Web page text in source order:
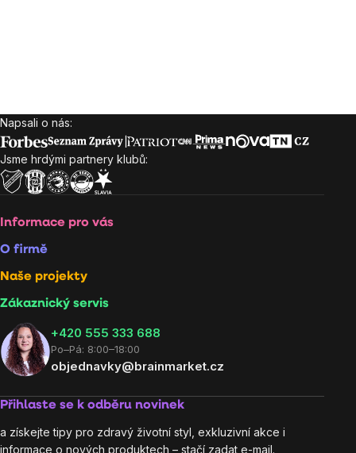
Zápatí
Napsali o nás:
Jsme hrdými partnery klubů:
Informace pro vás
O firmě
Naše projekty
Zákaznický servis
‭+420 555 333 688
Po–Pá: 8:00–18:00
objednavky@brainmarket.cz
Přihlaste se k odběru novinek
a získejte tipy pro zdravý životní styl, exkluzivní akce i
informace o nových produktech – stačí zadat e-mail.